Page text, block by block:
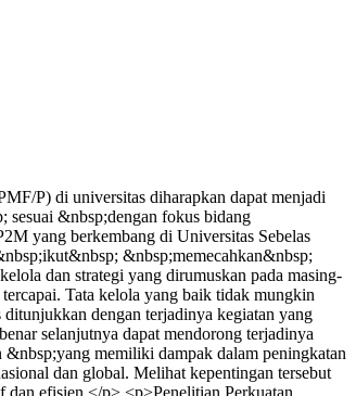
P) di universitas diharapkan dapat menjadi
sesuai &nbsp;dengan fokus bidang
yang berkembang di Universitas Sebelas
&nbsp;memecahkan&nbsp;
dan strategi yang dirumuskan pada masing-
Tata kelola yang baik tidak mungkin
ditunjukkan dengan terjadinya kegiatan yang
selanjutnya dapat mendorong terjadinya
memiliki dampak dalam peningkatan
dan global. Melihat kepentingan tersebut
efisien.</p> <p>Penelitian Perkuatan